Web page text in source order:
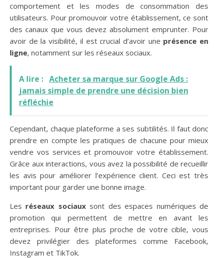
comportement et les modes de consommation des
utilisateurs. Pour promouvoir votre établissement, ce sont
des canaux que vous devez absolument emprunter. Pour
avoir de la visibilité, il est crucial d’avoir une présence en
ligne, notamment sur les réseaux sociaux.
A lire : Acheter sa marque sur Google Ads :
jamais simple de prendre une décision bien
réfléchie
Cependant, chaque plateforme a ses subtilités. Il faut donc
prendre en compte les pratiques de chacune pour mieux
vendre vos services et promouvoir votre établissement.
Grâce aux interactions, vous avez la possibilité de recueillir
les avis pour améliorer l’expérience client. Ceci est très
important pour garder une bonne image.
Les réseaux sociauxsont des espaces numériques de
promotion qui permettent de mettre en avant les
entreprises. Pour être plus proche de votre cible, vous
devez privilégier des plateformes comme Facebook,
Instagram et TikTok.